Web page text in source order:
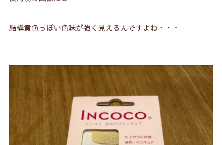
結構黄色っぽい色味が強く見えるんですよね・・・